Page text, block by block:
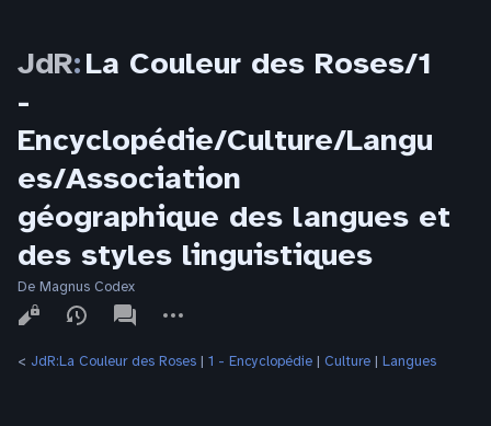
JdR:La Couleur des Roses/1
-
Encyclopédie/Culture/Langu
es/Association
géographique des langues et
des styles linguistiques
De Magnus Codex
Affichages
associated-
pages
actions
< JdR:La Couleur des Roses ‎ | 1 - Encyclopédie ‎ | Culture ‎ | Langues